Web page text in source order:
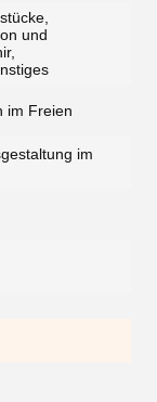
und
im Freien
im